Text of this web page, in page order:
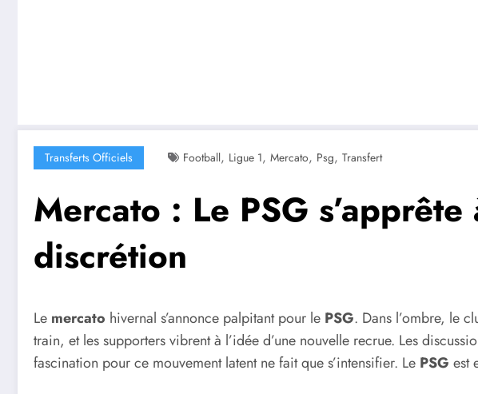
Transferts Officiels Football, Ligue 1, Mercato, Psg, Transfert
Mercato : Le PSG
discrétion
Le mercato hivernal s’annonce palpitant pour le PSG. Dans l’ombre, le
train, et les supporters vibrent à l’idée d’une nouvelle recrue. Les
fascination pour ce mouvement latent ne fait que s’intensifier. Le PSG est